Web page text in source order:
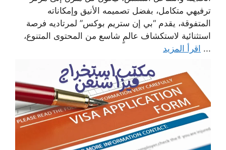
ترفيهي متكامل، بفضل تصميمه الأنيق وإمكاناته
المتفوقة، يقدم “بي إن ستريم بوكس” لمرتاديه فرصة
استثنائية لاستكشاف عالمٍ شاسع من المحتوى المتنوع،
... اقرأ المزيد